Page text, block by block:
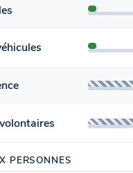
PERSONNES